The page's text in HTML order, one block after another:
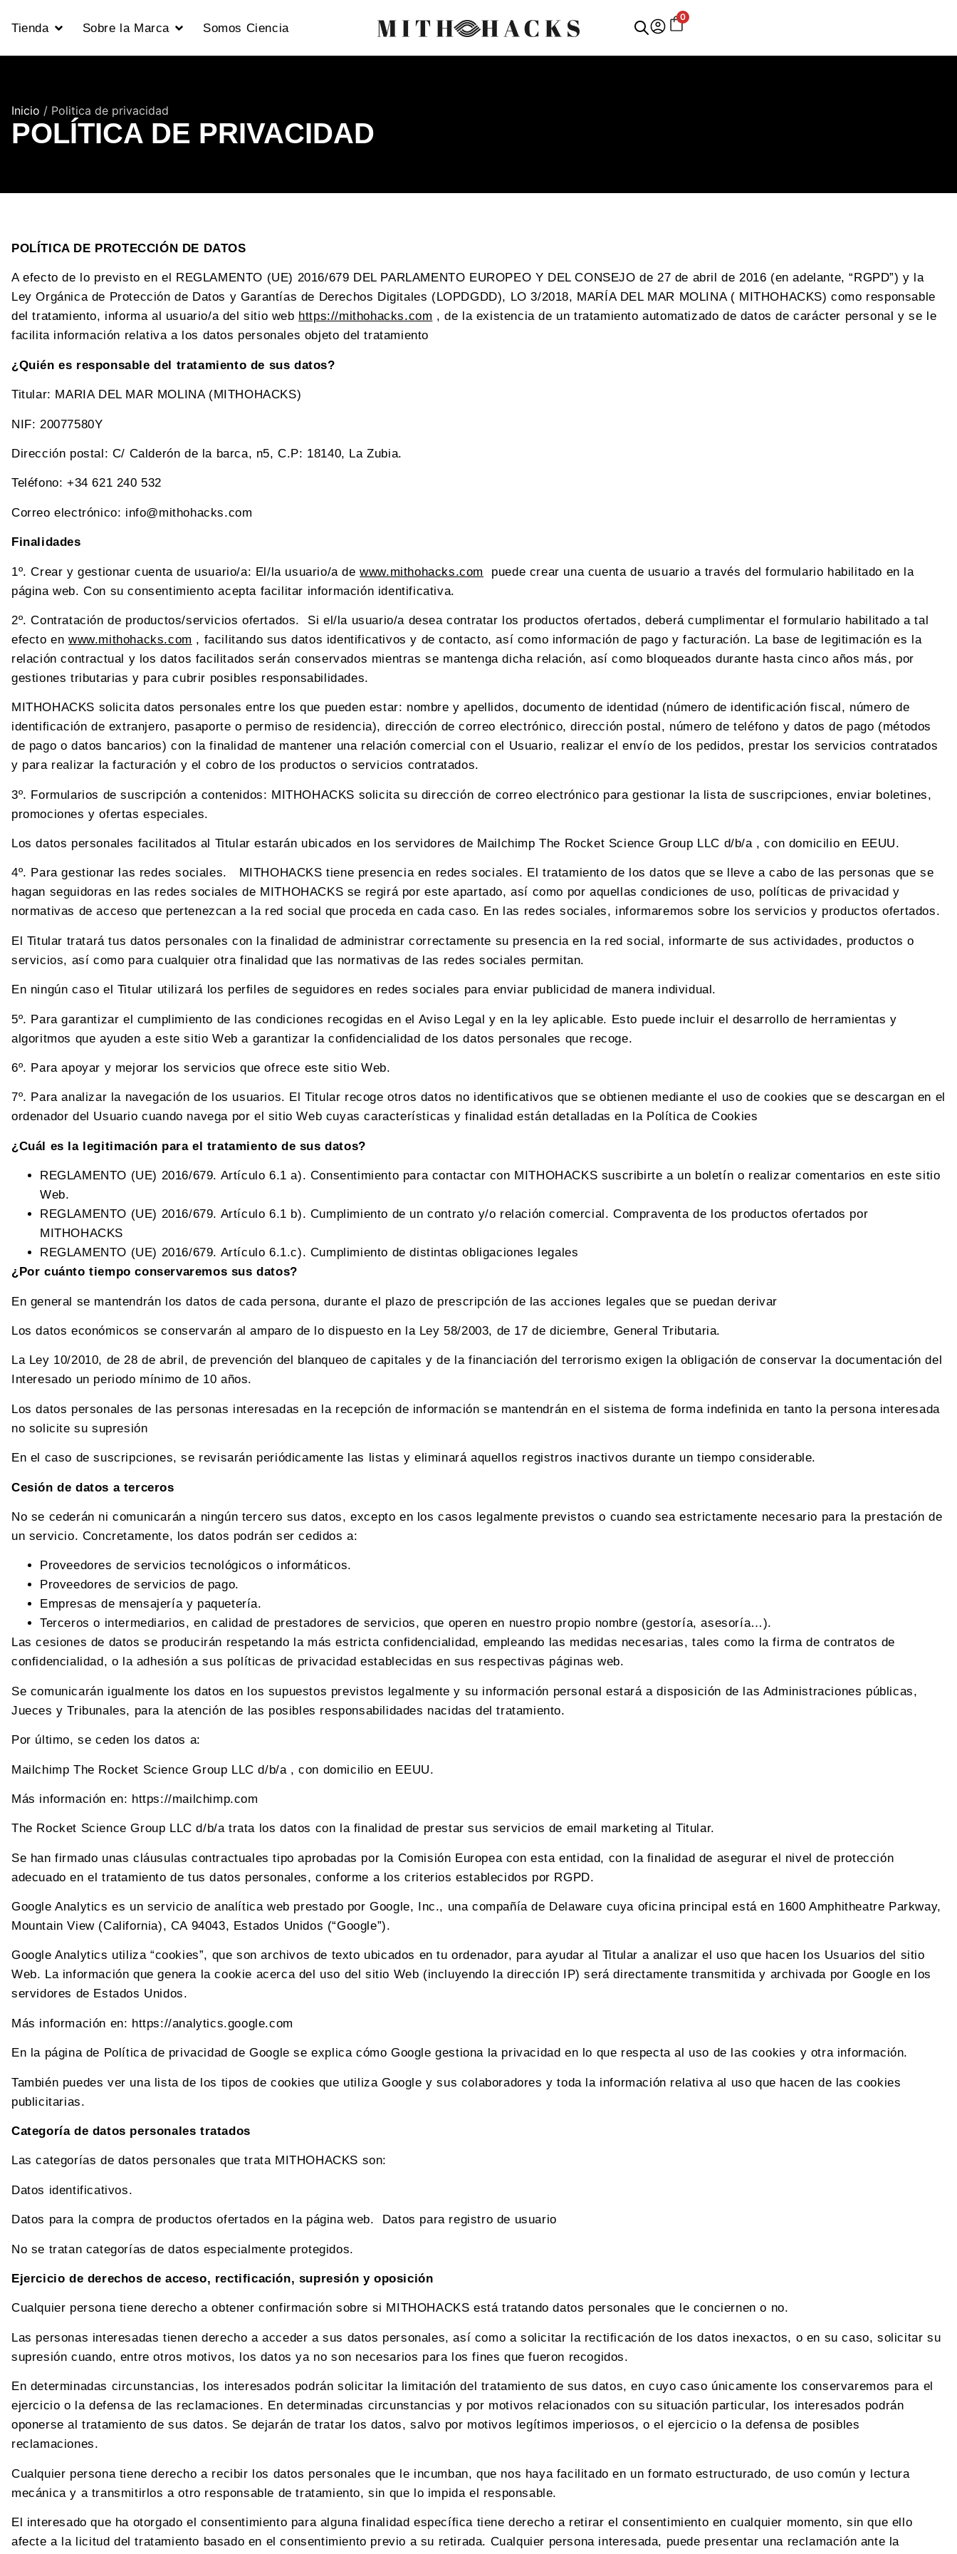
Tienda Sobre la Marca Somos Ciencia
0
Inicio / Politica de privacidad
POLÍTICA DE PRIVACIDAD
POLÍTICA DE PROTECCIÓN DE DATOS
A efecto de lo previsto en el REGLAMENTO (UE) 2016/679 DEL PARLAMENTO EUROPEO Y DEL CONSEJO de 27 de abril de 2016 (en adelante, “RGPD”) y la
Ley Orgánica de Protección de Datos y Garantías de Derechos Digitales (LOPDGDD), LO 3/2018, MARÍA DEL MAR MOLINA ( MITHOHACKS) como responsable
del tratamiento, informa al usuario/a del sitio web https://mithohacks.com , de la existencia de un tratamiento automatizado de datos de carácter personal y se le
facilita información relativa a los datos personales objeto del tratamiento
¿Quién es responsable del tratamiento de sus datos?
Titular: MARIA DEL MAR MOLINA (MITHOHACKS)
NIF: 20077580Y
Dirección postal: C/ Calderón de la barca, n5, C.P: 18140, La Zubia.
Teléfono: +34 621 240 532
Correo electrónico: info@mithohacks.com
Finalidades
1º. Crear y gestionar cuenta de usuario/a: El/la usuario/a dewww.mithohacks.com
puede crear una cuenta de usuario a través del formulario habilitado en la
página web. Con su consentimiento acepta facilitar información identificativa.
2º. Contratación de productos/servicios ofertados. Si el/la usuario/a desea contratar los productos ofertados, deberá cumplimentar el formulario habilitado a tal
efecto en www.mithohacks.com , facilitando sus datos identificativos y de contacto, así como información de pago y facturación. La base de legitimación es la
relación contractual y los datos facilitados serán conservados mientras se mantenga dicha relación, así como bloqueados durante hasta cinco años más, por
gestiones tributarias y para cubrir posibles responsabilidades.
MITHOHACKS solicita datos personales entre los que pueden estar: nombre y apellidos, documento de identidad (número de identificación fiscal, número de
identificación de extranjero, pasaporte o permiso de residencia), dirección de correo electrónico, dirección postal, número de teléfono y datos de pago (métodos
de pago o datos bancarios) con la finalidad de mantener una relación comercial con el Usuario, realizar el envío de los pedidos, prestar los servicios contratados
y para realizar la facturación y el cobro de los productos o servicios contratados.
3º. Formularios de suscripción a contenidos: MITHOHACKS solicita su dirección de correo electrónico para gestionar la lista de suscripciones, enviar boletines,
promociones y ofertas especiales.
Los datos personales facilitados al Titular estarán ubicados en los servidores de Mailchimp The Rocket Science Group LLC d/b/a , con domicilio en EEUU.
4º. Para gestionar las redes sociales. MITHOHACKS tiene presencia en redes sociales. El tratamiento de los datos que se lleve a cabo de las personas que se
hagan seguidoras en las redes sociales de MITHOHACKS se regirá por este apartado, así como por aquellas condiciones de uso, políticas de privacidad y
normativas de acceso que pertenezcan a la red social que proceda en cada caso. En las redes sociales, informaremos sobre los servicios y productos ofertados.
El Titular tratará tus datos personales con la finalidad de administrar correctamente su presencia en la red social, informarte de sus actividades, productos o
servicios, así como para cualquier otra finalidad que las normativas de las redes sociales permitan.
En ningún caso el Titular utilizará los perfiles de seguidores en redes sociales para enviar publicidad de manera individual.
5º. Para garantizar el cumplimiento de las condiciones recogidas en el Aviso Legal y en la ley aplicable. Esto puede incluir el desarrollo de herramientas y
algoritmos que ayuden a este sitio Web a garantizar la confidencialidad de los datos personales que recoge.
6º. Para apoyar y mejorar los servicios que ofrece este sitio Web.
7º. Para analizar la navegación de los usuarios. El Titular recoge otros datos no identificativos que se obtienen mediante el uso de cookies que se descargan en el
ordenador del Usuario cuando navega por el sitio Web cuyas características y finalidad están detalladas en la Política de Cookies
¿Cuál es la legitimación para el tratamiento de sus datos?
REGLAMENTO (UE) 2016/679. Artículo 6.1 a). Consentimiento para contactar con MITHOHACKS suscribirte a un boletín o realizar comentarios en este sitio
Web.
REGLAMENTO (UE) 2016/679. Artículo 6.1 b). Cumplimiento de un contrato y/o relación comercial. Compraventa de los productos ofertados por
MITHOHACKS
REGLAMENTO (UE) 2016/679. Artículo 6.1.c). Cumplimiento de distintas obligaciones legales
¿Por cuánto tiempo conservaremos sus datos?
En general se mantendrán los datos de cada persona, durante el plazo de prescripción de las acciones legales que se puedan derivar
Los datos económicos se conservarán al amparo de lo dispuesto en la Ley 58/2003, de 17 de diciembre, General Tributaria.
La Ley 10/2010, de 28 de abril, de prevención del blanqueo de capitales y de la financiación del terrorismo exigen la obligación de conservar la documentación del
Interesado un periodo mínimo de 10 años.
Los datos personales de las personas interesadas en la recepción de información se mantendrán en el sistema de forma indefinida en tanto la persona interesada
no solicite su supresión
En el caso de suscripciones, se revisarán periódicamente las listas y eliminará aquellos registros inactivos durante un tiempo considerable.
Cesión de datos a terceros
No se cederán ni comunicarán a ningún tercero sus datos, excepto en los casos legalmente previstos o cuando sea estrictamente necesario para la prestación de
un servicio. Concretamente, los datos podrán ser cedidos a:
Proveedores de servicios tecnológicos o informáticos.
Proveedores de servicios de pago.
Empresas de mensajería y paquetería.
Terceros o intermediarios, en calidad de prestadores de servicios, que operen en nuestro propio nombre (gestoría, asesoría…).
Las cesiones de datos se producirán respetando la más estricta confidencialidad, empleando las medidas necesarias, tales como la firma de contratos de
confidencialidad, o la adhesión a sus políticas de privacidad establecidas en sus respectivas páginas web.
Se comunicarán igualmente los datos en los supuestos previstos legalmente y su información personal estará a disposición de las Administraciones públicas,
Jueces y Tribunales, para la atención de las posibles responsabilidades nacidas del tratamiento.
Por último, se ceden los datos a:
Mailchimp The Rocket Science Group LLC d/b/a , con domicilio en EEUU.
Más información en: https://mailchimp.com
The Rocket Science Group LLC d/b/a trata los datos con la finalidad de prestar sus servicios de email marketing al Titular.
Se han firmado unas cláusulas contractuales tipo aprobadas por la Comisión Europea con esta entidad, con la finalidad de asegurar el nivel de protección
adecuado en el tratamiento de tus datos personales, conforme a los criterios establecidos por RGPD.
Google Analytics es un servicio de analítica web prestado por Google, Inc., una compañía de Delaware cuya oficina principal está en 1600 Amphitheatre Parkway,
Mountain View (California), CA 94043, Estados Unidos (“Google”).
Google Analytics utiliza “cookies”, que son archivos de texto ubicados en tu ordenador, para ayudar al Titular a analizar el uso que hacen los Usuarios del sitio
Web. La información que genera la cookie acerca del uso del sitio Web (incluyendo la dirección IP) será directamente transmitida y archivada por Google en los
servidores de Estados Unidos.
Más información en: https://analytics.google.com
En la página de Política de privacidad de Google se explica cómo Google gestiona la privacidad en lo que respecta al uso de las cookies y otra información.
También puedes ver una lista de los tipos de cookies que utiliza Google y sus colaboradores y toda la información relativa al uso que hacen de las cookies
publicitarias.
Categoría de datos personales tratados
Las categorías de datos personales que trata MITHOHACKS son:
Datos identificativos.
Datos para la compra de productos ofertados en la página web. Datos para registro de usuario
No se tratan categorías de datos especialmente protegidos.
Ejercicio de derechos de acceso, rectificación, supresión y oposición
Cualquier persona tiene derecho a obtener confirmación sobre si MITHOHACKS está tratando datos personales que le conciernen o no.
Las personas interesadas tienen derecho a acceder a sus datos personales, así como a solicitar la rectificación de los datos inexactos, o en su caso, solicitar su
supresión cuando, entre otros motivos, los datos ya no son necesarios para los fines que fueron recogidos.
En determinadas circunstancias, los interesados podrán solicitar la limitación del tratamiento de sus datos, en cuyo caso únicamente los conservaremos para el
ejercicio o la defensa de las reclamaciones. En determinadas circunstancias y por motivos relacionados con su situación particular, los interesados podrán
oponerse al tratamiento de sus datos. Se dejarán de tratar los datos, salvo por motivos legítimos imperiosos, o el ejercicio o la defensa de posibles
reclamaciones.
Cualquier persona tiene derecho a recibir los datos personales que le incumban, que nos haya facilitado en un formato estructurado, de uso común y lectura
mecánica y a transmitirlos a otro responsable de tratamiento, sin que lo impida el responsable.
El interesado que ha otorgado el consentimiento para alguna finalidad específica tiene derecho a retirar el consentimiento en cualquier momento, sin que ello
afecte a la licitud del tratamiento basado en el consentimiento previo a su retirada. Cualquier persona interesada, puede presentar una reclamación ante la